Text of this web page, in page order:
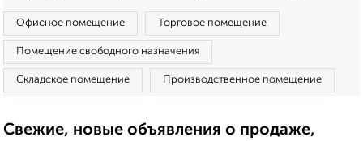
Офисное помещение Торговое помещение
Помещение свободного назначения
Складское помещение Производственное помещение
Свежие, новые объявления о продаже,